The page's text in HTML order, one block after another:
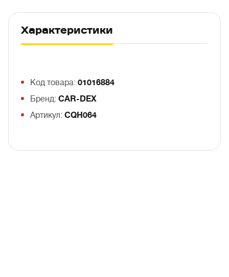
Характеристики
Код товара: 01016884
Бренд: CAR-DEX
Артикул: CQH064